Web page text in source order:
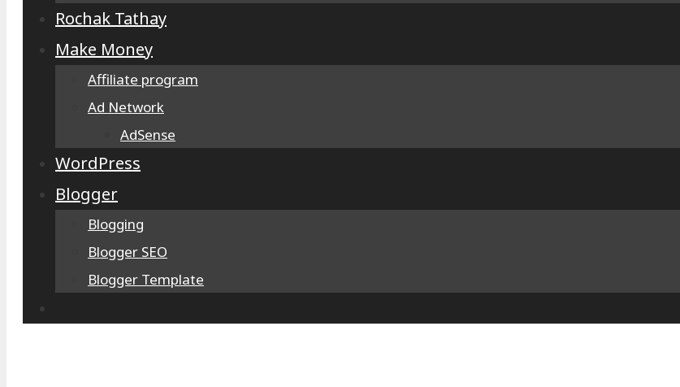
Rochak Tathay
Make Money
Affiliate program
Ad Network
AdSense
WordPress
Blogger
Blogging
Blogger SEO
Blogger Template